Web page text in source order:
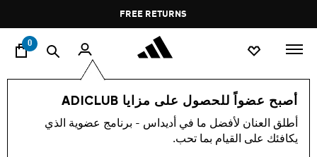
Pause
promotion
rotation
FREE RETURNS
0
أصبح عضواً للحصول على مزايا ADICLUB
أطلق العنان لأفضل ما في أديداس - برنامج عضوية الذي
يكافئك على القيام بما تحب.
الرجال ملابس
-50%